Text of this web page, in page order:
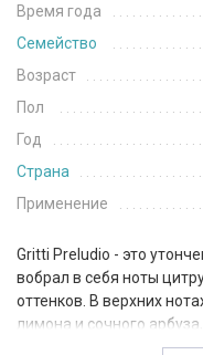
Время года
Семейство
Возраст
Пол
Год
Страна
Применение
Gritti Preludio - это
вобрал в себя ноты
оттенков. В верхних
лимона и сочного
лаванды. В сердце